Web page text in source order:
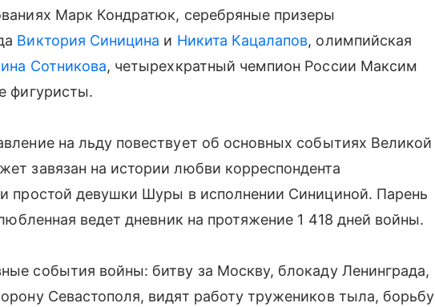
Марк Кондратюк, серебряные призеры
Виктория Синицина и Никита Кацалапов, олимпийская
Сотникова, четырехкратный чемпион России Максим
фигуристы.
на льду повествует об основных событиях Великой
завязан на истории любви корреспондента
простой девушки Шуры в исполнении Синициной. Парень
ведет дневник на протяжение 1 418 дней войны.
события войны: битву за Москву, блокаду Ленинграда,
Севастополя, видят работу тружеников тыла, борьбу